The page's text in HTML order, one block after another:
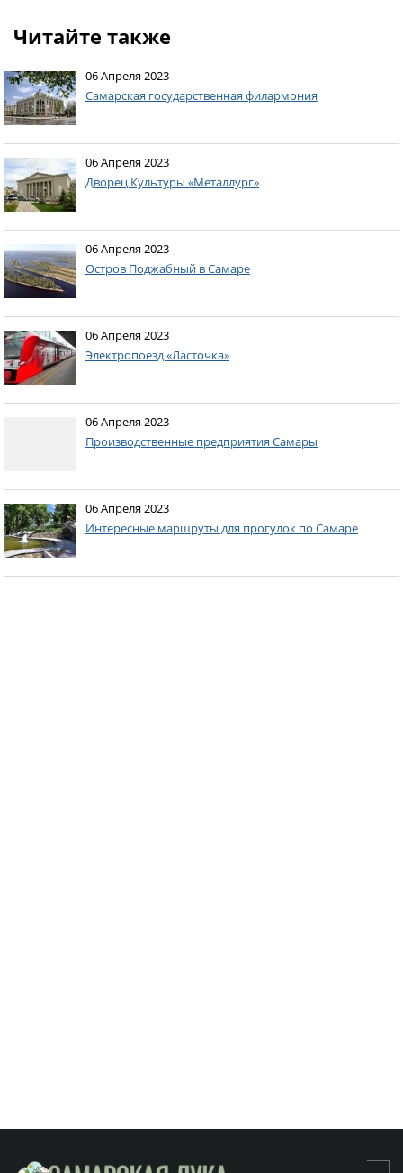
Читайте также
06 Апреля 2023
Самарская государственная филармония
06 Апреля 2023
Дворец Культуры «Металлург»
06 Апреля 2023
Остров Поджабный в Самаре
06 Апреля 2023
Электропоезд «Ласточка»
06 Апреля 2023
Производственные предприятия Самары
06 Апреля 2023
Интересные маршруты для прогулок по Самаре